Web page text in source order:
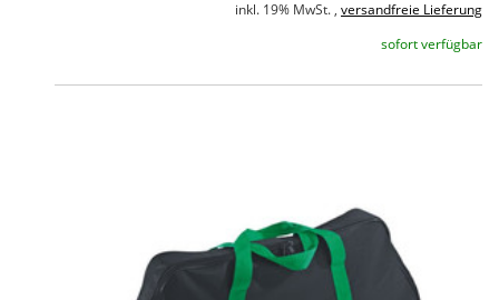
inkl. 19% MwSt. , versandfreie Lieferung
sofort verfügbar